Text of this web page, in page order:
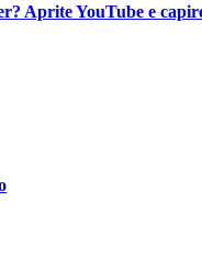
Aprite YouTube e